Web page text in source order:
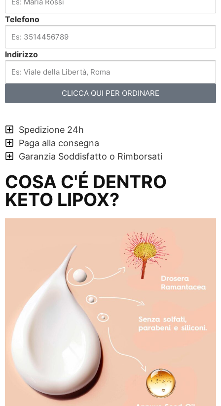
COSA C'É DENTRO
KETO LIPOX?
Telefono
Indirizzo
CLICCA QUI PER ORDINARE
Spedizione 24h
Paga alla consegna
Garanzia Soddisfatto o Rimborsati